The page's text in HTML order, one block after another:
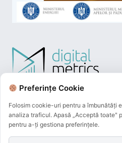
Preferințe Cookie
Folosim cookie-uri pentru a îmbunătăți
analiza traficul. Apasă „Acceptă toate"
pentru a-ți gestiona preferințele.